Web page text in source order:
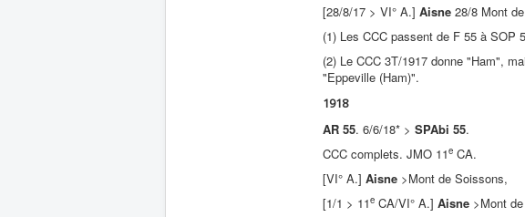
[28/8/17 > VI° A.] Aisne 28/8 Mont
(1) Les CCC passent de F 55 à SOP
(2) Le CCC 3T/1917 donne "Ham",
"Eppeville (Ham)".
1918
AR 55. 6/6/18* > SPAbi 55.
CCC complets. JMO 11e CA.
[VI° A.] Aisne >Mont de Soissons,
[1/1 > 11e CA/VI° A.] Aisne >Mont